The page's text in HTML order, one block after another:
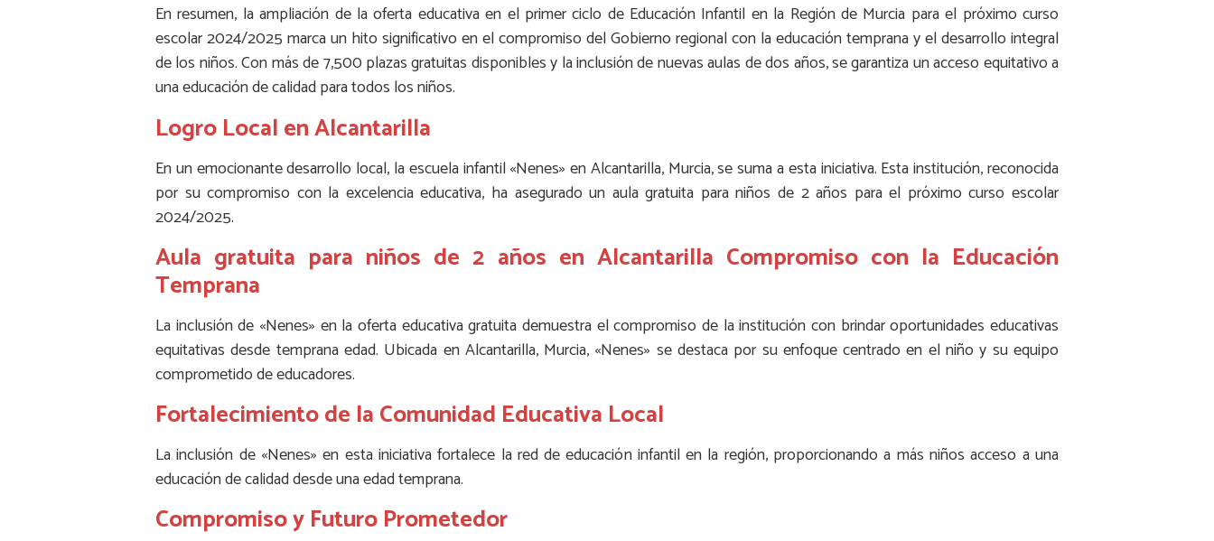
En resumen, la ampliación de la oferta educativa en el primer ciclo de Educación Infantil en la Región de Murcia para el próximo curso
escolar 2024/2025 marca un hito significativo en el compromiso del Gobierno regional con la educación temprana y el desarrollo integral
de los niños. Con más de 7,500 plazas gratuitas disponibles y la inclusión de nuevas aulas de dos años, se garantiza un acceso equitativo a
una educación de calidad para todos los niños.
Logro Local en Alcantarilla
En un emocionante desarrollo local, la escuela infantil «Nenes» en Alcantarilla, Murcia, se suma a esta iniciativa. Esta institución, reconocida
por su compromiso con la excelencia educativa, ha asegurado un aula gratuita para niños de 2 años para el próximo curso escolar
2024/2025.
Aula gratuita para niños de 2 años en Alcantarilla Compromiso con la Educación
Temprana
La inclusión de «Nenes» en la oferta educativa gratuita demuestra el compromiso de la institución con brindar oportunidades educativas
equitativas desde temprana edad. Ubicada en Alcantarilla, Murcia, «Nenes» se destaca por su enfoque centrado en el niño y su equipo
comprometido de educadores.
Fortalecimiento de la Comunidad Educativa Local
La inclusión de «Nenes» en esta iniciativa fortalece la red de educación infantil en la región, proporcionando a más niños acceso a una
educación de calidad desde una edad temprana.
Compromiso y Futuro Prometedor